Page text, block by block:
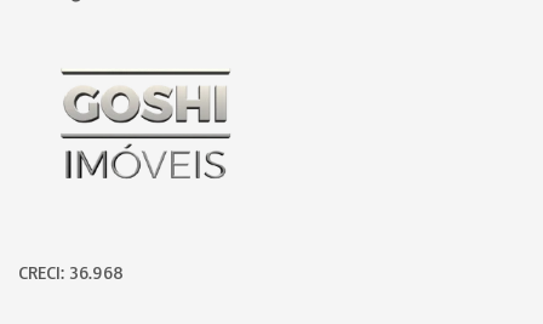
Página inicial
CRECI: 36.968